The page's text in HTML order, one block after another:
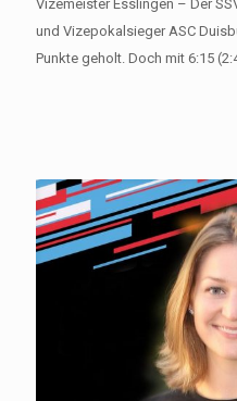
Vizemeister Esslingen – Der
und Vizepokalsieger ASC
Punkte geholt. Doch mit 6:15